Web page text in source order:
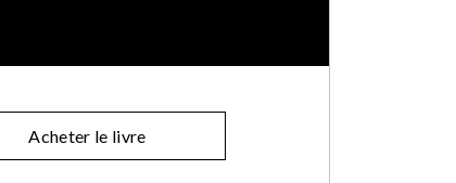
Acheter le livre